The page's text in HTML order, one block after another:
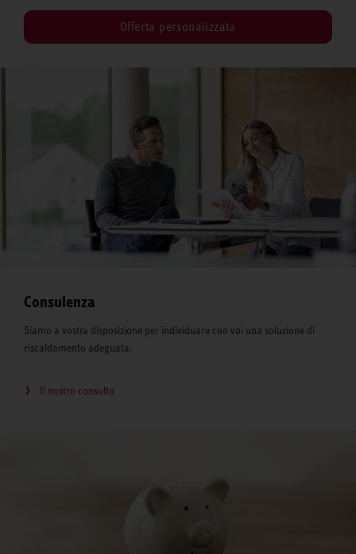
Offerta personalizzata
Consulenza
Siamo a vostra disposizione per individuare con voi una soluzione di
riscaldamento adeguata.
Il nostro consulto